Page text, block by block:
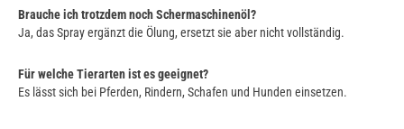
Brauche ich trotzdem noch Schermaschinenöl?
Ja, das Spray ergänzt die Ölung, ersetzt sie aber nicht vollständig.
Für welche Tierarten ist es geeignet?
Es lässt sich bei Pferden, Rindern, Schafen und Hunden einsetzen.